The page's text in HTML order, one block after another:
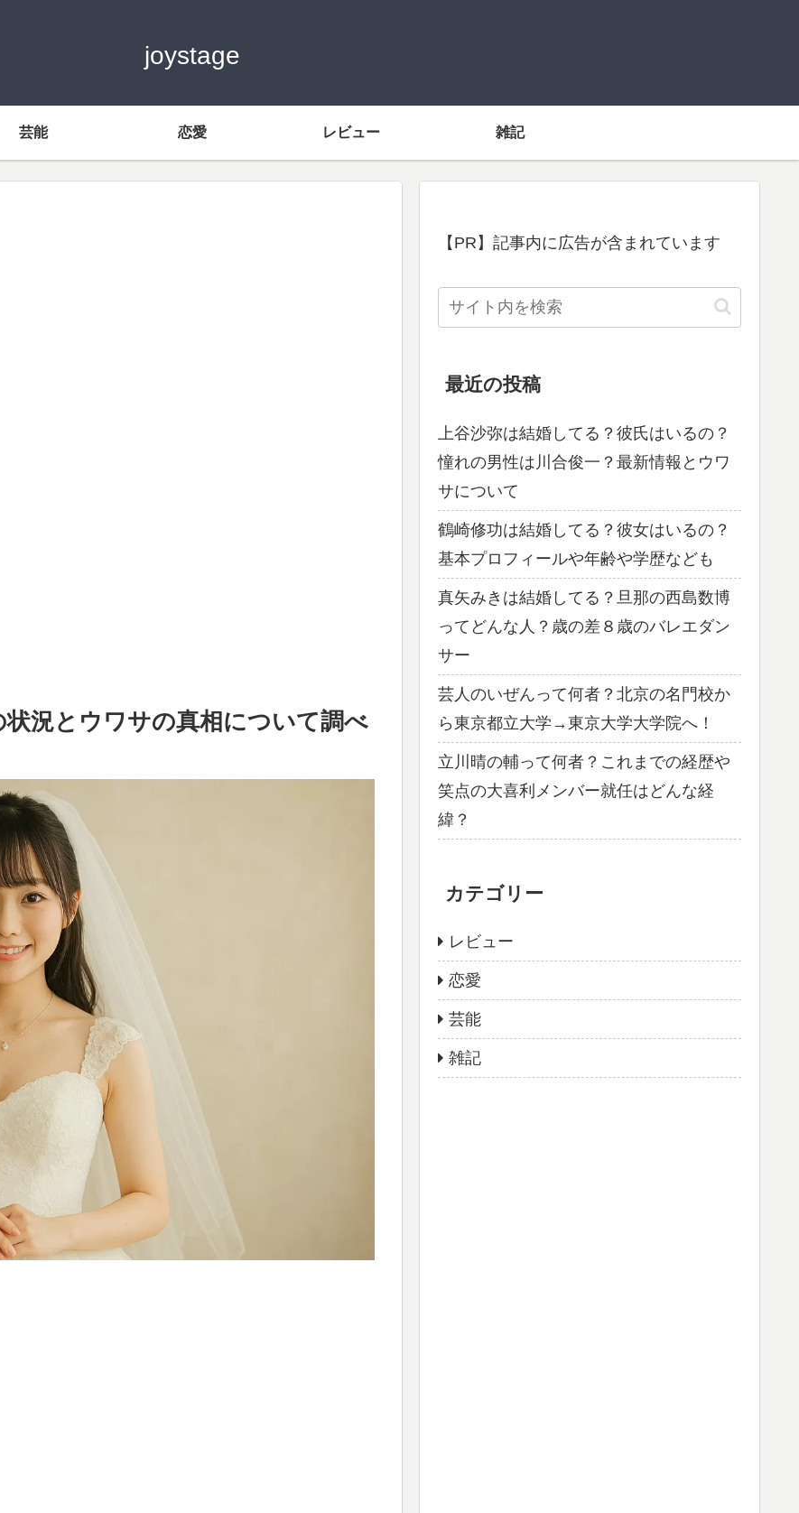
joystage
芸能 恋愛 レビュー 雑記
況とウワサの真相について調べ
【PR】記事内に広告が含まれています
最近の投稿
上谷沙弥は結婚してる？彼氏はいるの？
憧れの男性は川合俊一？最新情報とウワ
サについて
鶴崎修功は結婚してる？彼女はいるの？
基本プロフィールや年齢や学歴なども
真矢みきは結婚してる？旦那の西島数博
ってどんな人？歳の差８歳のバレエダン
サー
芸人のいぜんって何者？北京の名門校か
ら東京都立大学→東京大学大学院へ！
立川晴の輔って何者？これまでの経歴や
笑点の大喜利メンバー就任はどんな経
緯？
カテゴリー
レビュー
恋愛
芸能
雑記